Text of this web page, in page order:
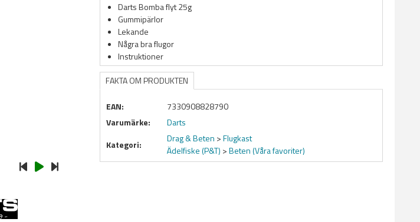
Darts Bomba flyt 25g
Gummipärlor
Lekande
Några bra flugor
Instruktioner
FAKTA OM PRODUKTEN
EAN:
7330908828790
Varumärke:
Darts
Kategori:
Drag & Beten >Flugkast
Ädelfiske (P&T) >Beten (Våra favoriter)